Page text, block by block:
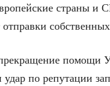
страны и
помощи
удар по репутации